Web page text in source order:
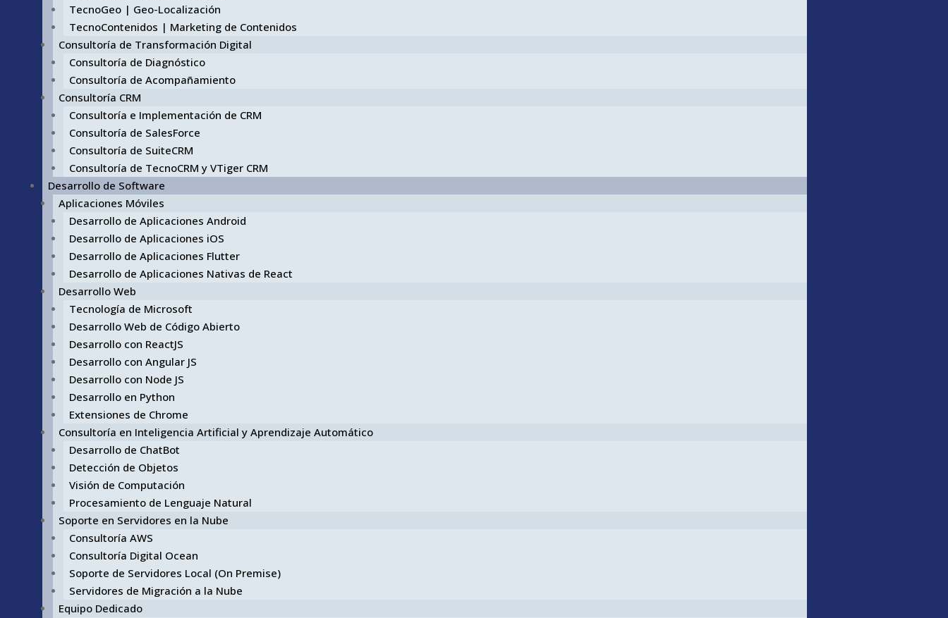
TecnoGeo | Geo-Localización
TecnoContenidos | Marketing de Contenidos
Consultoría de Transformación Digital
Consultoría de Diagnóstico
Consultoría de Acompañamiento
Consultoría CRM
Consultoría e Implementación de CRM
Consultoría de SalesForce
Consultoría de SuiteCRM
Consultoría de TecnoCRM y VTiger CRM
Desarrollo de Software
Aplicaciones Móviles
Desarrollo de Aplicaciones Android
Desarrollo de Aplicaciones iOS
Desarrollo de Aplicaciones Flutter
Desarrollo de Aplicaciones Nativas de React
Desarrollo Web
Tecnología de Microsoft
Desarrollo Web de Código Abierto
Desarrollo con ReactJS
Desarrollo con Angular JS
Desarrollo con Node JS
Desarrollo en Python
Extensiones de Chrome
Consultoría en Inteligencia Artificial y Aprendizaje Automático
Desarrollo de ChatBot
Detección de Objetos
Visión de Computación
Procesamiento de Lenguaje Natural
Soporte en Servidores en la Nube
Consultoría AWS
Consultoría Digital Ocean
Soporte de Servidores Local (On Premise)
Servidores de Migración a la Nube
Equipo Dedicado